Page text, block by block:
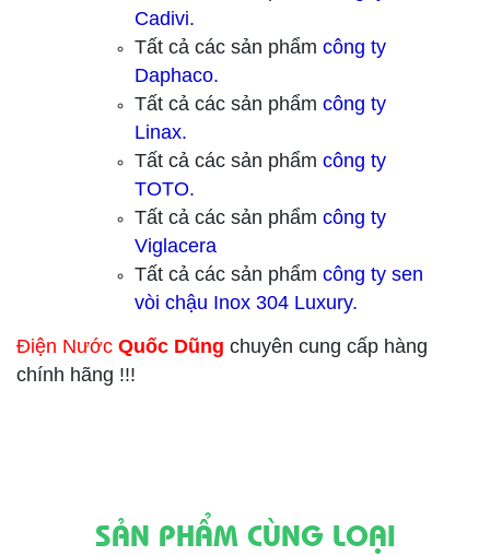
Cadivi.
Tất cả các sản phẩm công ty
Daphaco.
Tất cả các sản phẩm công ty
Linax.
Tất cả các sản phẩm công ty
TOTO.
Tất cả các sản phẩm công ty
Viglacera
Tất cả các sản phẩm công ty sen
vòi chậu Inox 304 Luxury.
Điện Nước Quốc Dũng chuyên cung cấp hàng
chính hãng !!!
SẢN PHẨM CÙNG LOẠI